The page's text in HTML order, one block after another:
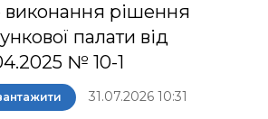
виконання рішення
палати від
№ 10-1
31.07.2026 10:31